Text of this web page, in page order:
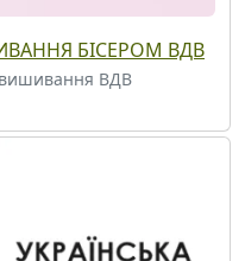
БІСЕРОМ ВДВ
вишивання ВДВ